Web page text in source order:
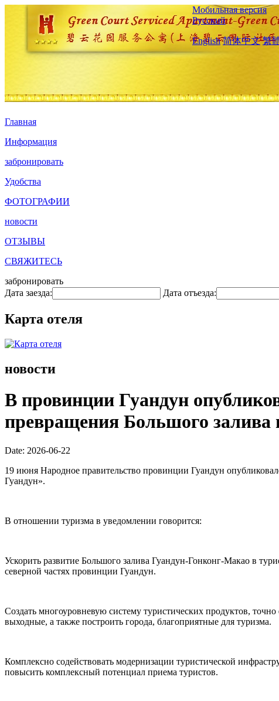
Мобильная версия
Русский
English 简体中文 繁
Главная
Информация
забронировать
Удобства
ФОТОГРАФИИ
новости
ОТЗЫВЫ
СВЯЖИТЕСЬ
забронировать
Дата заезда:
Дата отъезда:
Карта отеля
новости
В провинции Гуандун
превращения Большого залива
Date: 2026-06-22
19 июня Народное правительство провинции Гуандун
Гуандун».
В отношении туризма в уведомлении говорится:
Ускорить развитие Большого залива Гуандун-Гонконг-Макао в
северной частях провинции Гуандун.
Создать многоуровневую систему туристических продуктов,
выходные, а также построить города, благоприятные для туризма.
Комплексно содействовать модернизации туристической
повысить комплексный потенциал приема туристов.